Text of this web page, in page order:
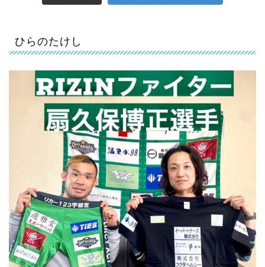
ひらのたけし